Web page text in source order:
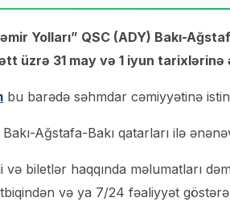
Yolları” QSC (ADY) Bakı-
üzrə 31 may və 1 iyun
bu barədə səhmdar cəmiyyətinə
Ağstafa-Bakı qatarları ilə
biletlər haqqında məlumatları
və ya 7/24 fəaliyyət